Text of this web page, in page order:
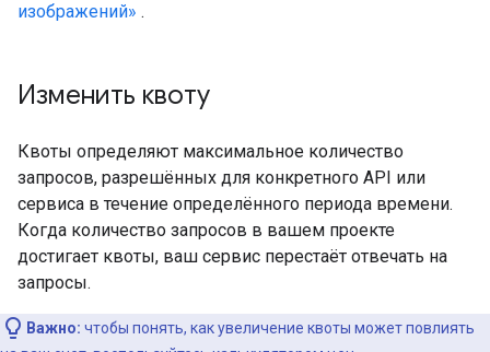
изображений» .
Изменить квоту
Квоты определяют максимальное количество
запросов, разрешённых для конкретного API или
сервиса в течение определённого периода времени.
Когда количество запросов в вашем проекте
достигает квоты, ваш сервис перестаёт отвечать на
запросы.
Важно: чтобы понять, как увеличение квоты может повлиять